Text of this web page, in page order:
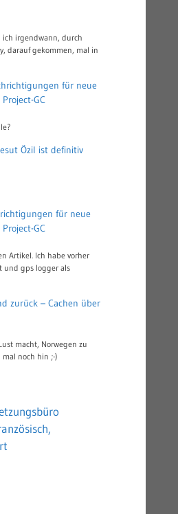
ich irgendwann, durch
darauf gekommen, mal in
für neue
GC
Özil ist definitiv
für neue
GC
Artikel. Ich habe vorher
und gps logger als
zurück – Cachen über
macht, Norwegen zu
mal noch hin ;-)